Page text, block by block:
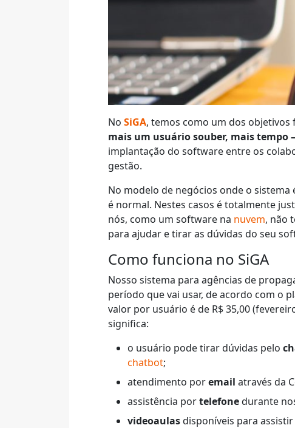
No SiGA, temos como um dos
mais um usuário souber, mais tempo
implantação do software entre os
gestão.
No modelo de negócios onde o
é normal. Nestes casos é totalmente
nós, como um software na nuvem, não
para ajudar e tirar as dúvidas do seu
Como funciona no SiGA
Nosso sistema para agências de
período que vai usar, de acordo com o
valor por usuário é de R$ 35,00
significa:
o usuário pode tirar dúvidas pelo
chatbot;
atendimento poremail através da
assistência portelefonedurante
videoaulasdisponíveis para